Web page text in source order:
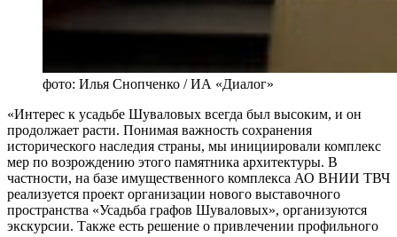
фото: Илья Снопченко / ИА «Диалог»
«Интерес к усадьбе Шуваловых всегда был высоким, и он
продолжает расти. Понимая важность сохранения
исторического наследия страны, мы инициировали комплекс
мер по возрождению этого памятника архитектуры. В
частности, на базе имущественного комплекса АО ВНИИ ТВЧ
реализуется проект организации нового выставочного
пространства «Усадьба графов Шуваловых», организуются
экскурсии. Также есть решение о привлечении профильного